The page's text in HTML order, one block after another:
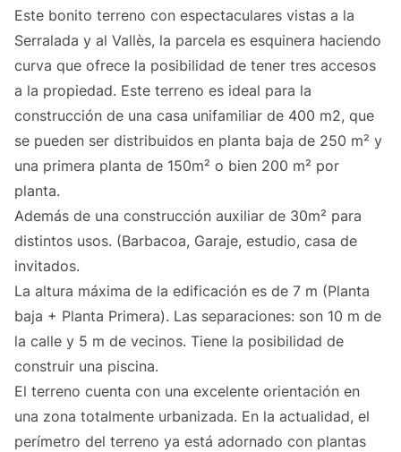
Este bonito terreno con espectaculares vistas a la
Serralada y al Vallès, la parcela es esquinera haciendo
curva que ofrece la posibilidad de tener tres accesos
a la propiedad. Este terreno es ideal para la
construcción de una casa unifamiliar de 400 m2, que
se pueden ser distribuidos en planta baja de 250 m² y
una primera planta de 150m² o bien 200 m² por
planta.
Además de una construcción auxiliar de 30m² para
distintos usos. (Barbacoa, Garaje, estudio, casa de
invitados.
La altura máxima de la edificación es de 7 m (Planta
baja + Planta Primera). Las separaciones: son 10 m de
la calle y 5 m de vecinos. Tiene la posibilidad de
construir una piscina.
El terreno cuenta con una excelente orientación en
una zona totalmente urbanizada. En la actualidad, el
perímetro del terreno ya está adornado con plantas